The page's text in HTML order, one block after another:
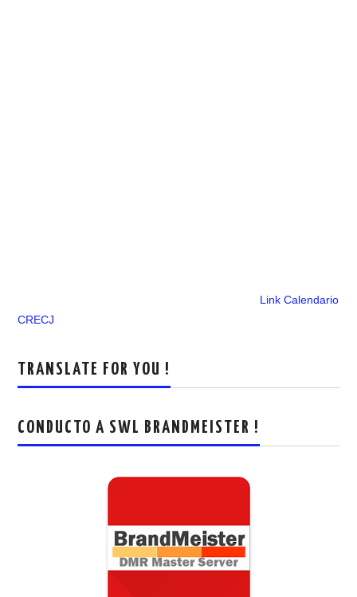
Link Calendario
CRECJ
TRANSLATE FOR YOU !
CONDUCTO A SWL BRANDMEISTER !